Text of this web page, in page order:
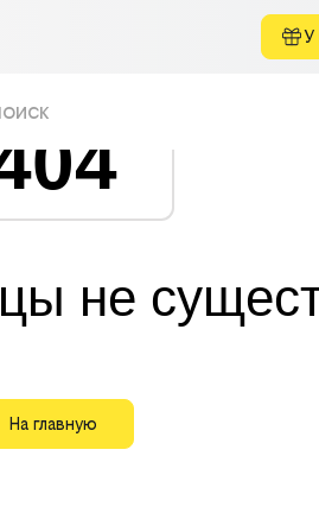
У
не
На главную